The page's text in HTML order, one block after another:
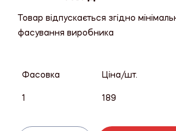
Товар відпускається згідно
фасування виробника
Фасовка Ціна/шт.
1 189